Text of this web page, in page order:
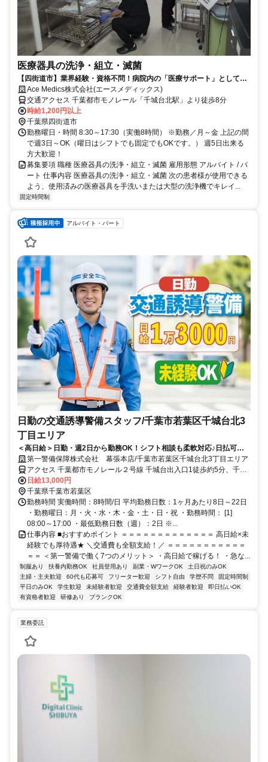
医療器具の洗浄・組立・滅菌
【四街道市】業界経験・資格不問！病院内の「医療サポート」として新
規スタッフ募集します♪
Ace Medics株式会社(エースメディックス)
交通アクセス 千葉都市モノレール「千城台北駅」より徒歩8分
時給1,200円以上
千葉県四街道市
勤務曜日・時間 8:30～17:30（実働8時間） ※勤務／月～金 上記の間
で週3日～OK（曜日はシフトでも固定でもOKです。） 週5日出来る
方大歓迎！
募集要項 職種 医療器具の洗浄・組立・滅菌 雇用形態 アルバイト / パ
ート 仕事内容 医療器具の洗浄・組立・滅菌 次の患者様が使用できる
よう、使用済みの医療器具を手洗いまたは大型の洗浄機でキレイ...
固定時間制
アルバイト・パート
日勤の交通誘導警備スタッフ/千葉市若葉区千城台北3
丁目エリア
＜高日給＞日勤・週2日から勤務OK！シフト相談も柔軟対応♪日払可◎
未経験歓迎★
第一警備保障株式会社 幕張本店/千葉市若葉区千城台北3丁目エリア
アクセス 千葉都市モノレール２号線 千城台出入口1徒歩約5分、千葉
都市モノレール２号線 千城台北出入口1徒歩約12分、千葉都市モノレ
ール２号線 小倉台出入口1徒歩約25分 直行直帰OK＊交通費全額支給
＊
日給13,000円
千葉県千葉市若葉区
勤務時間 実働時間：8時間/日 平均勤務日数：1ヶ月あたり8日～22日
・勤務曜日：月・火・水・木・金・土・日・祝 ・勤務時間： [1]
08:00～17:00 ・最低勤務日数（週）：2日 ※...
仕事内容 ■おすすめポイント ＝＝＝＝＝＝＝＝＝＝＝＝＝ 高日給×未
経験でも厚待遇★ ＼交通費も全額支給！／ ＝＝＝＝＝＝＝＝＝＝＝
＝＝ ＜第一警備で働く7つのメリット＞ ・高日給で稼げる！ ・急な...
制服あり 扶養内勤務OK 社員登用あり 副業・WワークOK
土日祝のみOK
主婦・主夫歓迎
60代も応募可 フリーター歓迎 シフト自由 学歴不問
固定時間制
平日のみOK
学生歓迎 未経験者歓迎 交通費全額支給 経験者歓迎
即日払いOK
有資格者歓迎
研修あり ブランクOK
業務委託